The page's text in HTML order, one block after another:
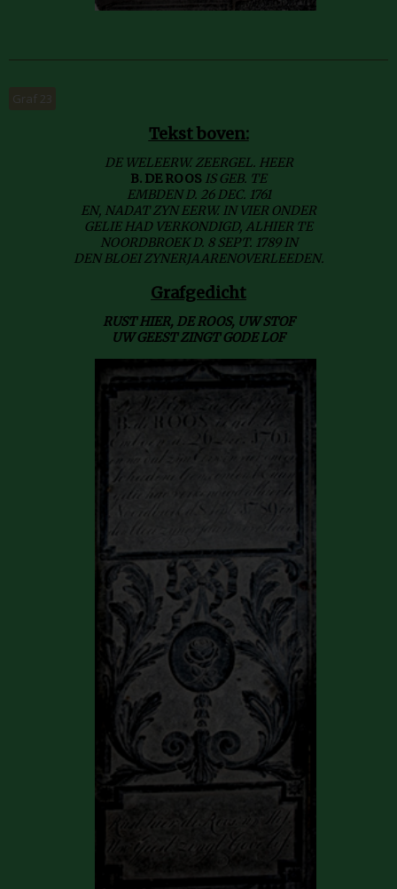
Graf 23
Tekst boven:
DE WELEERW. ZEERGEL. HEER
B. DE ROOS IS GEB. TE
EMBDEN D. 26 DEC. 1761
EN, NADAT ZYN EERW. IN VIER ONDER
GELIE HAD VERKONDIGD, ALHIER TE
NOORDBROEK D. 8 SEPT. 1789 IN
DEN BLOEI ZYNERJAARENOVERLEEDEN.
Grafgedicht
RUST HIER, DE ROOS, UW STOF
UW GEEST ZINGT GODE LOF